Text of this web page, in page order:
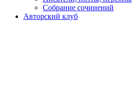
Собрание сочинений
Авторский клуб